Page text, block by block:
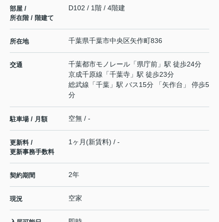
部屋 /
所在階 / 階建て
D102 / 1階 / 4階建
所在地 千葉県千葉市中央区矢作町836
交通 千葉都市モノレール 「県庁前 」駅 徒歩24分
京成千原線 「千葉寺 」駅 徒歩23分
総武線 「千葉 」駅 バス15分 「矢作台」 停歩5
分
駐車場 / 月額 空無 / -
更新料 /
更新事務手数料
1ヶ月(新賃料) / -
契約期間 2年
現況 空家